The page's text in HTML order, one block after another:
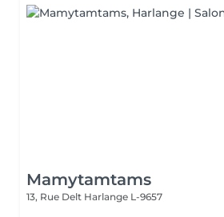
Mamytamtams
13, Rue Delt Harlange L-9657